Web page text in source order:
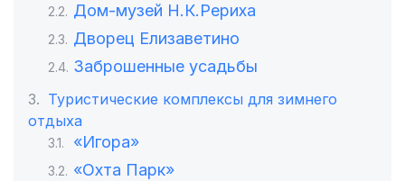
Дом-музей Н.К.Рериха
Дворец Елизаветино
Заброшенные усадьбы
Туристические комплексы для зимнего
отдыха
«Игора»
«Охта Парк»